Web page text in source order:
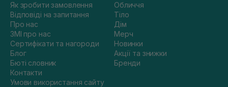
Як зробити замовлення
Відповіді на запитання
Про нас
ЗМІ про нас
Сертифікати та нагороди
Блог
Бюті словник
Контакти
Умови використання сайту
Обличчя
Тіло
Дім
Мерч
Новинки
Акції та знижки
Бренди